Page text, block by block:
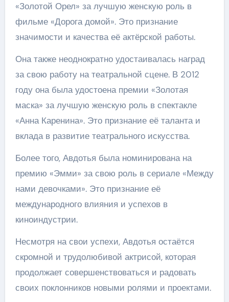
«Золотой Орел» за лучшую женскую роль в
фильме «Дорога домой». Это признание
значимости и качества её актёрской работы.
Она также неоднократно удостаивалась наград
за свою работу на театральной сцене. В 2012
году она была удостоена премии «Золотая
маска» за лучшую женскую роль в спектакле
«Анна Каренина». Это признание её таланта и
вклада в развитие театрального искусства.
Более того, Авдотья была номинирована на
премию «Эмми» за свою роль в сериале «Между
нами девочками». Это признание её
международного влияния и успехов в
киноиндустрии.
Несмотря на свои успехи, Авдотья остаётся
скромной и трудолюбивой актрисой, которая
продолжает совершенствоваться и радовать
своих поклонников новыми ролями и проектами.